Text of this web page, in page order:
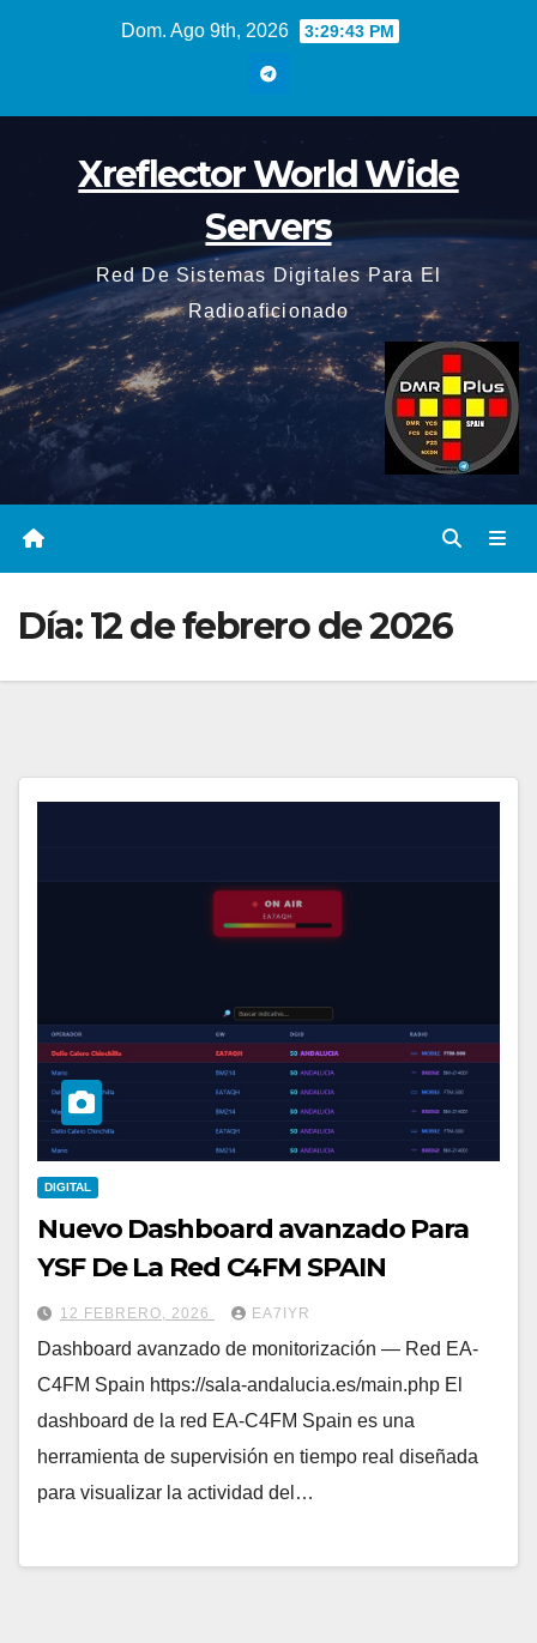
Dom. Ago 9th, 2026 3:29:43 PM
Xreflector World Wide
Servers
Red De Sistemas Digitales Para El
Radioaficionado
Día:12 de febrero de 2026
DIGITAL
Nuevo Dashboard avanzado Para
YSF De La Red C4FM SPAIN
12 FEBRERO, 2026 EA7IYR
Dashboard avanzado de monitorización — Red EA-
C4FM Spain https://sala-andalucia.es/main.php El
dashboard de la red EA-C4FM Spain es una
herramienta de supervisión en tiempo real diseñada
para visualizar la actividad del…